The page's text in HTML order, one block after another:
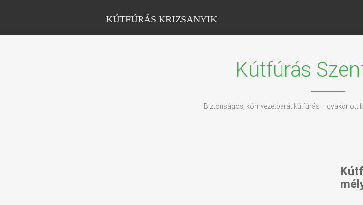
KÚTFÚRÁS KRIZSANYIK
Kútfúrás
Biztonságos, környezetbarát kútfúrás – gyakorlott